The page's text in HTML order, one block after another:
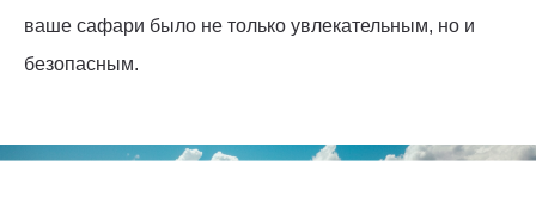
ваше сафари было не только увлекательным, но и
безопасным.